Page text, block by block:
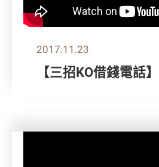
2017.11.23
【三招KO借錢電話】